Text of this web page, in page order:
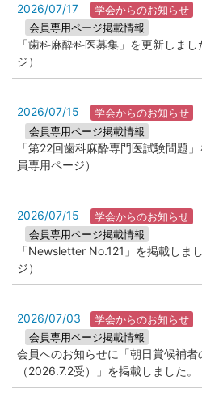
2026/07/17
学会からのお知らせ
会員専用ページ掲載情報
「歯科麻酔科医募集」を更新しま
ジ）
2026/07/15
学会からのお知らせ
会員専用ページ掲載情報
「第22回歯科麻酔専門医試験問題
員専用ページ）
2026/07/15
学会からのお知らせ
会員専用ページ掲載情報
「Newsletter No.121」を掲載しま
ジ）
2026/07/03
学会からのお知らせ
会員専用ページ掲載情報
会員へのお知らせに「朝日賞候補者
（2026.7.2受）」を掲載しました。